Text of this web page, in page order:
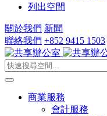
列出空間
關於我們 新聞
聯絡我們 +852 9415 1503
商業服務
會計服務